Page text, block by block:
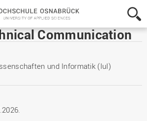
Hochschule
Osnabrück
-
University
Sciences
Communication
und Informatik (IuI)